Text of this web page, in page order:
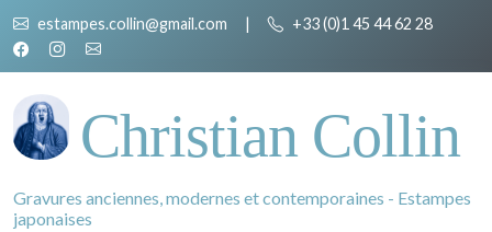
estampes.collin@gmail.com | +33 (0)1 45 44 62 28
Christian Collin
Gravures anciennes, modernes et contemporaines - Estampes
japonaises